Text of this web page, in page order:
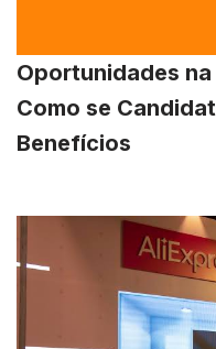
Oportunidades
Como se
Benefícios